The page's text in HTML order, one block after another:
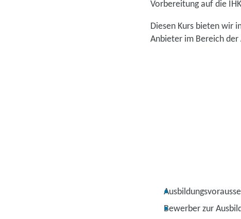
Vorbereitung auf die
Diesen Kurs bieten wir
Anbieter im Bereich
Bewerber zur